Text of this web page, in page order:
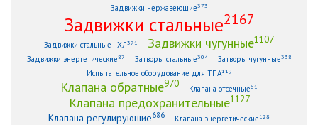
Задвижки нержавеющие373
Задвижки стальные2167
Задвижки стальные - ХЛ371 Задвижки чугунные1107
Задвижки энергетические87 Затворы стальные304 Затворы чугунные338
Испытательное оборудование для ТПА119
Клапана обратные970 Клапана отсечные61
Клапана предохранительные1127
Клапана регулирующие686 Клапана энергетические128